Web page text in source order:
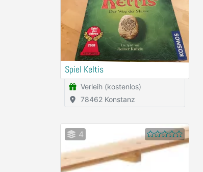
Spiel Keltis
Verleih (kostenlos)
78462 Konstanz
4